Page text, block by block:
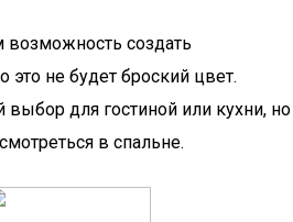
создать
это не будет броский цвет.
для гостиной или кухни, но
в спальне.